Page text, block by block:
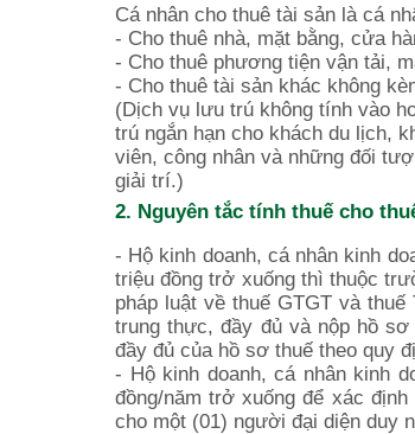
Cá nhân cho thuê tài sản là cá
- Cho thuê nhà, mặt bằng, cửa
- Cho thuê phương tiện vận tải,
- Cho thuê tài sản khác không
(Dịch vụ lưu trú không tính vào
trú ngắn hạn cho khách du lịch,
viên, công nhân và những đối
giải trí.)
2. Nguyên tắc tính thuế cho
- Hộ kinh doanh, cá nhân kinh
triệu đồng trở xuống thì thuộc
pháp luật về thuế GTGT và
trung thực, đầy đủ và nộp hồ
đầy đủ của hồ sơ thuế theo quy
- Hộ kinh doanh, cá nhân kinh
đồng/năm trở xuống để xác
cho một (01) người đại diện duy